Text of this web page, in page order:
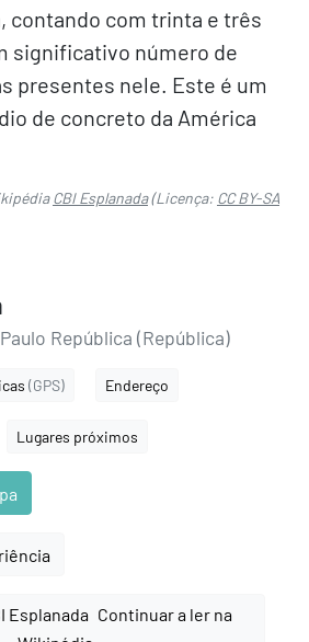
contando com trinta e três
significativo número de
presentes nele. Este é um
de concreto da América
CBI Esplanada(Licença: CC BY-SA
República (República)
(GPS) Endereço
Lugares próximos
Continuar a ler na